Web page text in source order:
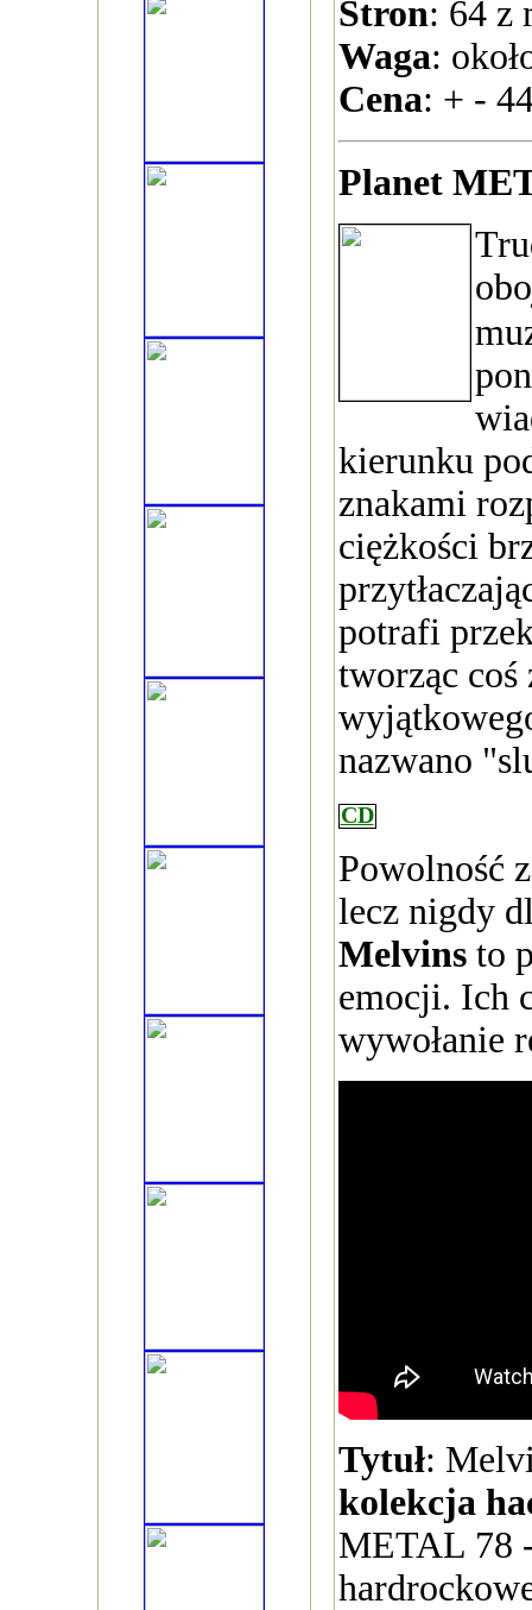
Stron: 64 z
Waga:
Cena: + -
Planet
kierunku
znakami
ciężkości
potrafi
tworząc coś
nazwano
CD
Powolność
lecz nigdy
Melvinsto
emocji. Ich
wywołanie
Tytuł:
kolekcja
METAL 78